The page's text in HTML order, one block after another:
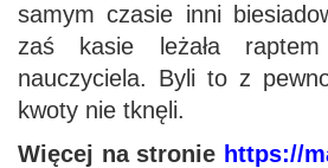
samym czasie inni
zaś kasie leżała raptem
nauczyciela. Byli to z
kwoty nie tknęli.
Więcej na stronie https://